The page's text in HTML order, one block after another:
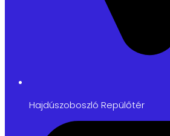
Hajdúszoboszló Repülőtér